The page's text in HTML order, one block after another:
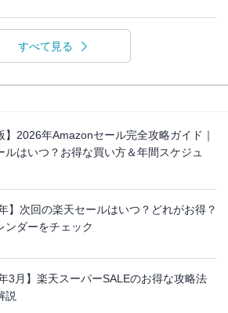
すべて見る
】2026年Amazonセール完全攻略ガイド｜
ルはいつ？お得な買い方＆年間スケジュ
】次回の楽天セールはいつ？どれがお得？
ンダーをチェック
3月】楽天スーパーSALEのお得な攻略法
説